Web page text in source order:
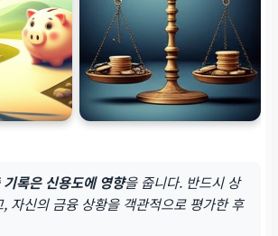
기록은 신용도에 영향을 줍니다. 반드시 상
자신의 금융 상황을 객관적으로 평가한 후